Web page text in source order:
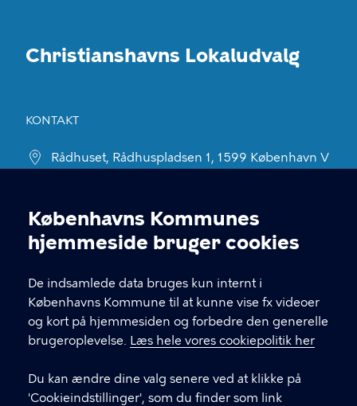
Cookieindstillinger
Københavns Kommunes
hjemmeside bruger cookies
De indsamlede data bruges kun internt i
Københavns Kommune til at kunne vise fx videoer
og kort på hjemmesiden og forbedre den generelle
brugeroplevelse. Læs hele vores cookiepolitik her
Du kan ændre dine valg senere ved at klikke på
'Cookieindstillinger', som du finder som link
Christianshavns Lokaludvalg
KONTAKT
Rådhuset, Rådhuspladsen 1, 1599 København V
60 37 80 58
EAN: 5798009800411
LINKS
Kontakt os
Facebook